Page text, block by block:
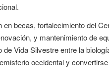
becas, fortalecimiento del
y mantenimiento de
Vida Silvestre entre la
occidental y